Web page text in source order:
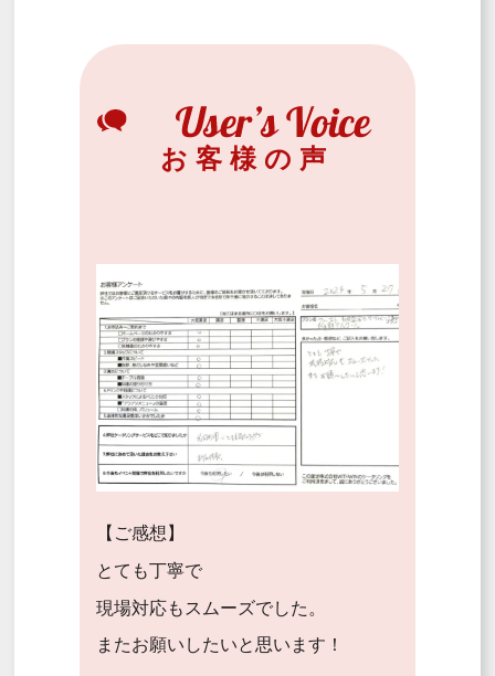
お客様の声
【ご感想】
とても丁寧で
現場対応もスムーズでした。
またお願いしたいと思います！